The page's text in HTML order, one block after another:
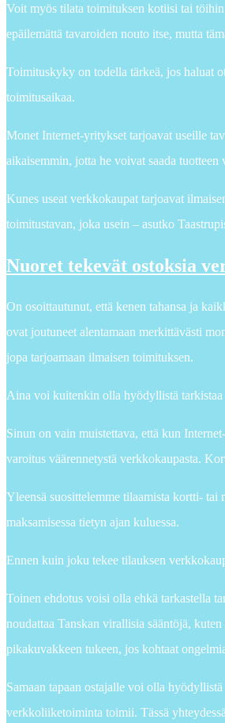
Voit myös tilata toimituksen kotiisi tai
epäilemättä tavaroiden nouto itse, mutta
Toimituskyky on todella tärkeä, jos haluat
toimitusaikaa.
Monet Internet-yritykset tarjoavat useille
aikaisemmin, jotta he voivat saada
Kunes useat verkkokaupat tarjoavat
toimitustavan, joka usein – asutko
Nuoret tekevät ostoksia
On osoittautunut, että kenen tahansa ja
ovat joutuneet alentamaan merkittävästi
jopa tarjoamaan ilmaisen toimituksen.
Aina voi kuitenkin olla hyödyllistä tarkistaa
Sinun on vain muistettava, että kun
varoitus väärennetystä verkkokaupasta.
Yleensä suosittelemme tilaamista kortti-
maksamisessa tietyn ajan kuluessa.
Ennen kuin joku tekee tilauksen
Toinen ehdotus voisi olla ehkä tarkastella
noudattaa Tanskan virallisia sääntöjä,
pikakuvakkeen tukeen, jos kohtaat
Samaan tapaan ostajalle voi olla
verkkoliiketoiminta toimii. Tässä